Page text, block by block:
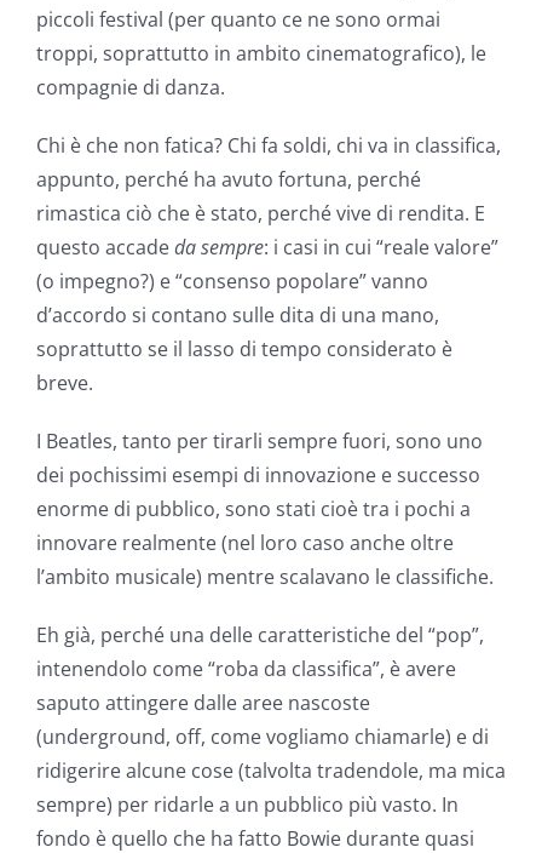
piccoli festival (per quanto ce ne sono ormai
troppi, soprattutto in ambito cinematografico), le
compagnie di danza.
Chi è che non fatica? Chi fa soldi, chi va in classifica,
appunto, perché ha avuto fortuna, perché
rimastica ciò che è stato, perché vive di rendita. E
questo accadeda sempre: i casi in cui “reale valore”
(o impegno?) e “consenso popolare” vanno
d’accordo si contano sulle dita di una mano,
soprattutto se il lasso di tempo considerato è
breve.
I Beatles, tanto per tirarli sempre fuori, sono uno
dei pochissimi esempi di innovazione e successo
enorme di pubblico, sono stati cioè tra i pochi a
innovare realmente (nel loro caso anche oltre
l’ambito musicale) mentre scalavano le classifiche.
Eh già, perché una delle caratteristiche del “pop”,
intenendolo come “roba da classifica”, è avere
saputo attingere dalle aree nascoste
(underground, off, come vogliamo chiamarle) e di
ridigerire alcune cose (talvolta tradendole, ma mica
sempre) per ridarle a un pubblico più vasto. In
fondo è quello che ha fatto Bowie durante quasi